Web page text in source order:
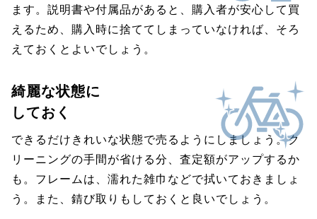
ます。説明書や付属品があると、購入者が安心して買
えるため、購入時に捨ててしまっていなければ、そろ
えておくとよいでしょう。
綺麗な状態に
しておく
できるだけきれいな状態で売るようにしましょう。ク
リーニングの手間が省ける分、査定額がアップするか
も。フレームは、濡れた雑巾などで拭いておきましょ
う。また、錆び取りもしておくと良いでしょう。